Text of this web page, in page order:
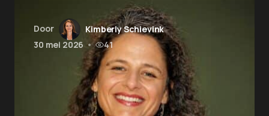
Door
Kimberly Schievink
30 mei 2026 • 41